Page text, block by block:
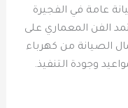
عامة في الفجيرة
الفن المعماري على
الصيانة من كهرباء
وجودة التنفيذ.